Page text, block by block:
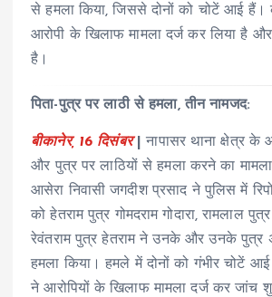
से हमला किया, जिससे दोनों को चोटें आई हैं।
आरोपी के खिलाफ मामला दर्ज कर लिया है
है।
पिता-पुत्र पर लाठी से हमला, तीन नामजद:
बीकानेर, 16 दिसंबर|
नापासर थाना क्षेत्र के
और पुत्र पर लाठियों से हमला करने का
आसेरा निवासी जगदीश प्रसाद ने पुलिस में
को हेतराम पुत्र गोमदराम गोदारा, रामलाल
रेवंतराम पुत्र हेतराम ने उनके और उनके पुत्र
हमला किया। हमले में दोनों को गंभीर चोटें
ने आरोपियों के खिलाफ मामला दर्ज कर जांच